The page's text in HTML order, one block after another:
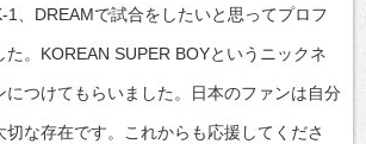
1、DREAMで試合をしたいと思ってプロフ
た。KOREAN SUPER BOYというニックネ
につけてもらいました。日本のファンは自分
切な存在です。これからも応援してくださ